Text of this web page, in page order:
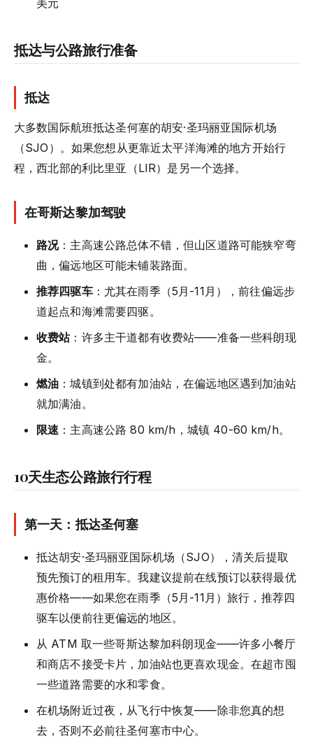
美元
抵达与公路旅行准备
抵达
大多数国际航班抵达圣何塞的胡安·圣玛丽亚国际机场
（SJO）。如果您想从更靠近太平洋海滩的地方开始行
程，西北部的利比里亚（LIR）是另一个选择。
在哥斯达黎加驾驶
路况：主高速公路总体不错，但山区道路可能狭窄弯
曲，偏远地区可能未铺装路面。
推荐四驱车：尤其在雨季（5月-11月），前往偏远步
道起点和海滩需要四驱。
收费站：许多主干道都有收费站——准备一些科朗现
金。
燃油 ：城镇到处都有加油站，在偏远地区遇到加油站
就加满油。
限速 ：主高速公路 80 km/h，城镇 40-60 km/h。
10天生态公路旅行行程
第一天：抵达圣何塞
抵达胡安·圣玛丽亚国际机场（SJO），清关后提取
预先预订的租用车。我建议提前在线预订以获得最优
惠价格——如果您在雨季（5月-11月）旅行，推荐四
驱车以便前往更偏远的地区。
从 ATM 取一些哥斯达黎加科朗现金——许多小餐厅
和商店不接受卡片，加油站也更喜欢现金。在超市囤
一些道路需要的水和零食。
在机场附近过夜，从飞行中恢复——除非您真的想
去，否则不必前往圣何塞市中心。